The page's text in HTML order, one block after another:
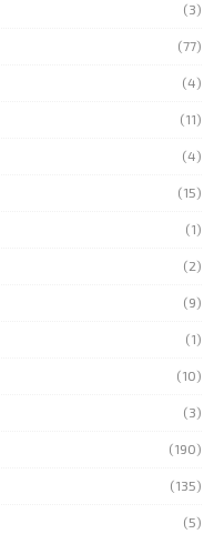
(3)
(77)
(4)
(11)
(4)
(15)
(1)
(2)
(9)
(1)
(10)
(3)
(190)
(135)
(5)